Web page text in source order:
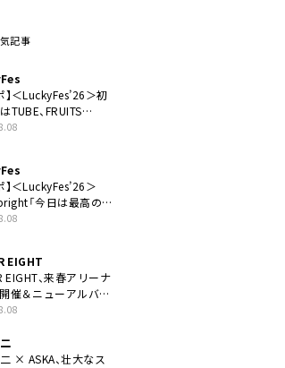
記事
】＜LuckyFes’26＞初
TUBE、FRUITS
や綾小路翔、鬼龍院翔
】＜LuckyFes’26＞
「今日は最高のフ
。最高の休日を、最
EIGHT
EIGHT、来春アリーナ
催＆ニューアルバム
げるEP『ダンダー
× ASKA、壮大なス